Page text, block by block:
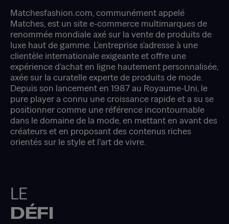
Matchesfashion.com, communément appelé
Matches, est un site e-commerce multimarques de
renommée mondiale axé sur la vente de produits de
luxe haut de gamme. L'entreprise s'adresse à une
clientèle internationale exigeante et offre une
expérience d'achat en ligne hautement personnalisée,
axée sur la curatelle experte de produits de mode.
Depuis son lancement en 1987 au Royaume-Uni, le
pure player a connu une croissance rapide et a su se
positionner comme une référence incontournable
dans le domaine de la mode, en mettant en avant des
créateurs et en proposant des contenus riches
orientés sur le style et l’art de vivre.
LE
DÉFI